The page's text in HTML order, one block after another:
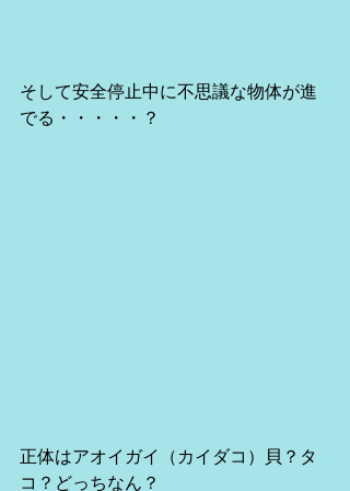
そして安全停止中に不思議な物体が進
でる・・・・・？
正体はアオイガイ（カイダコ）貝？タ
コ？どっちなん？